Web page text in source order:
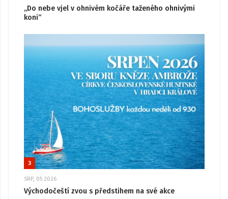
„Do nebe vjel v ohnivém kočáře taženého ohnivými
koni“
3
SRP, 05 2026
Východočeští zvou s předstihem na své akce